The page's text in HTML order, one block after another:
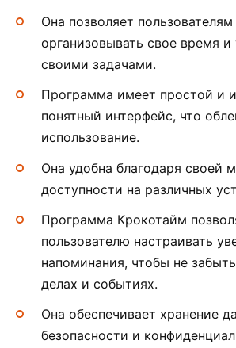
Она позволяет
организовывать свое время и
своими задачами.
Программа имеет простой и
понятный интерфейс, что
использование.
Она удобна благодаря своей
доступности на различных
Программа Крокотайм
пользователю настраивать
напоминания, чтобы не
делах и событиях.
Она обеспечивает хранение
безопасности и